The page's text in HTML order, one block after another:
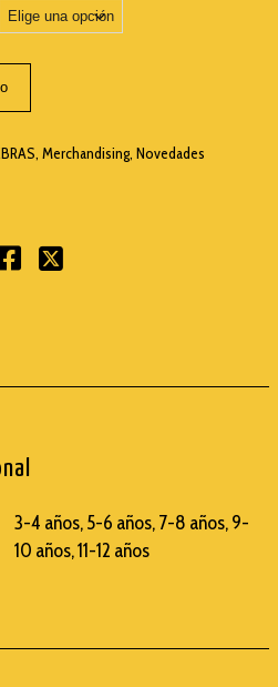
, Merchandising, Novedades
3-4 años, 5-6 años, 7-8 años, 9-
10 años, 11-12 años